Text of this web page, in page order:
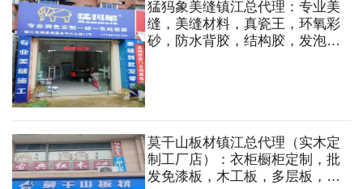
猛犸象美缝镇江总代理：专业美
缝，美缝材料，真瓷王，环氧彩
砂，防水背胶，结构胶，发泡
莫干山板材镇江总代理（实木定
制工厂店）：衣柜橱柜定制，批
发免漆板，木工板，多层板，轻